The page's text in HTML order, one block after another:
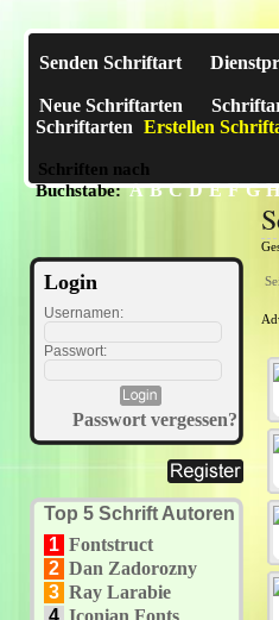
Senden Schriftart
Neue Schriftarten
Schriftarten Erstellen
Schriften nach
Buchstabe:A B C D E F G H
Login
Usernamen:
Passwort:
Passwort vergessen?
Top 5 Schrift Autoren
1 Fontstruct
2 Dan Zadorozny
3 Ray Larabie
4 Iconian Fonts